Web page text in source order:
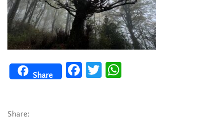
Share
FacebookTwitter
Share: